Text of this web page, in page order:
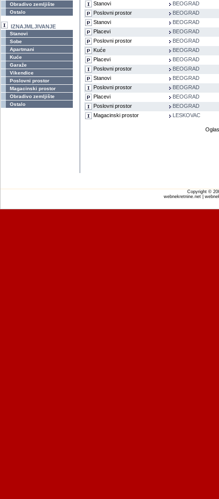
Obradivo zemljište
Ostalo
IZNAJMLJIVANJE
Stanovi
Sobe
Apartmani
Kuće
Garaže
Vikendice
Poslovni prostor
Magacinski prostor
Obradivo zemljište
Ostalo
Stanovi
BEOGRAD
Poslovni prostor
BEOGRAD
Stanovi
BEOGRAD
Placevi
BEOGRAD
Poslovni prostor
BEOGRAD
Kuće
BEOGRAD
Placevi
BEOGRAD
Poslovni prostor
BEOGRAD
Stanovi
BEOGRAD
Poslovni prostor
BEOGRAD
Placevi
BEOGRAD
Poslovni prostor
BEOGRAD
Magacinski prostor
LESKOVAC
Copyright ©
webnekretnine.net |